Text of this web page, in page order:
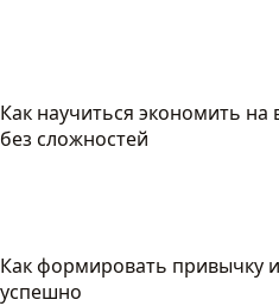
Как научиться экономить на
без сложностей
Как формировать привычку
успешно